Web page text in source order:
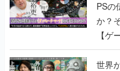
世界
とは
ウ・
れた